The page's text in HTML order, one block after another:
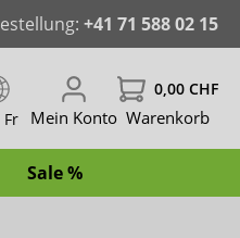
+41 71 588 02 15
Fr Mein Konto
0,00 CHF
Warenkorb
Sale %